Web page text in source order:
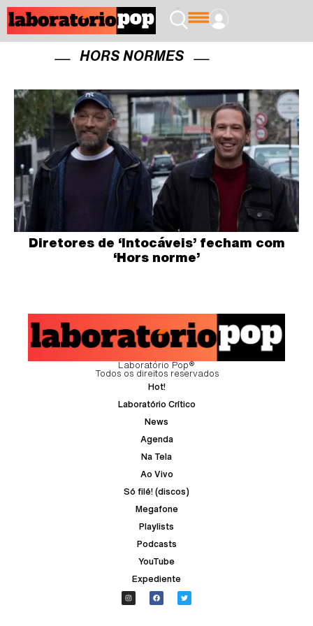
HORS NORMES
Diretores de ‘Intocáveis’ fecham com
‘Hors norme’
Laboratório Pop®
Todos os direitos reservados
Hot!
Laboratório Crítico
News
Agenda
Na Tela
Ao Vivo
Só filé! (discos)
Megafone
Playlists
Podcasts
YouTube
Expediente